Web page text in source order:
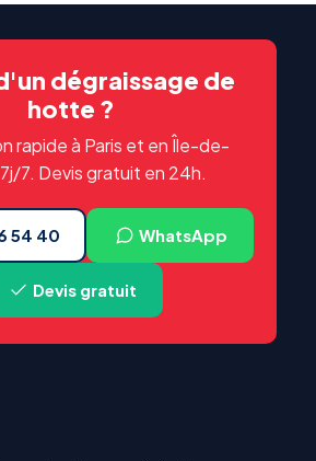
dégraissage de
hotte ?
rapide à Paris et en Île-de-
7. Devis gratuit en 24h.
54 40 WhatsApp
Devis gratuit